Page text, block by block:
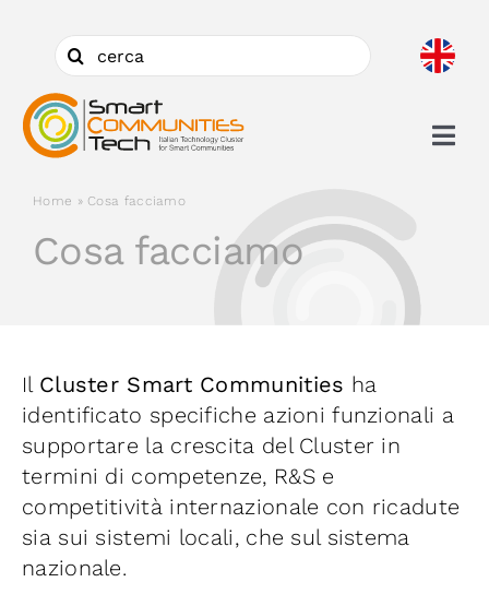
contenuto
Cerca
per:
Iniziative
News ed Eventi
Home » Cosa facciamo
Cosa facciamo
Il Cluster Smart Communities ha
identificato specifiche azioni funzionali a
supportare la crescita del Cluster in
termini di competenze, R&S e
competitività internazionale con ricadute
sia sui sistemi locali, che sul sistema
nazionale.